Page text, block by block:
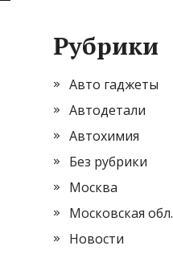
Рубрики
Авто гаджеты
Автодетали
Автохимия
Без рубрики
Москва
Московская обл.
Новости